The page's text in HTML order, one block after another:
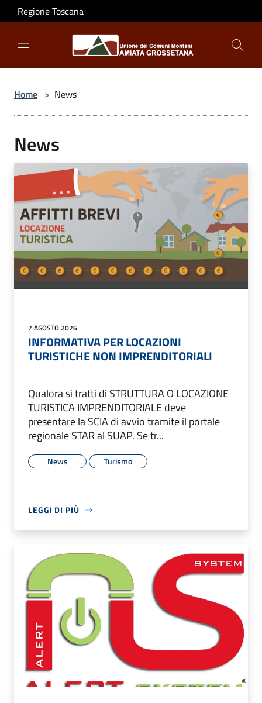
Salta al contenuto principale
Regione Toscana
Home > News
News
7 AGOSTO 2026
INFORMATIVA PER LOCAZIONI
TURISTICHE NON IMPRENDITORIALI
Qualora si tratti di STRUTTURA O LOCAZIONE
TURISTICA IMPRENDITORIALE deve
presentare la SCIA di avvio tramite il portale
regionale STAR al SUAP. Se tr...
News Turismo
LEGGI DI PIÙ